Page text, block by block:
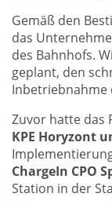
Gemäß den
das
des Bahnhofs.
geplant, den
Inbetriebnahme
Zuvor hatte das
KPE Horyzont
ChargeIn CPO
Station in der